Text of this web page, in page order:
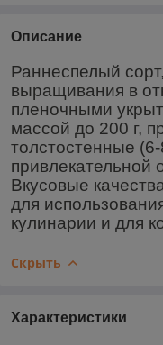
Описание
Раннеспелый
выращивания в
пленочными
массой до 200 г,
толстостенные
привлекательной
Вкусовые
для
кулинарии и для
Скрыть
Характеристики